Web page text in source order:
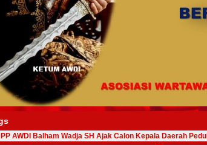
AWDI Balham Wadja SH Ajak Calon Kepala Daerah